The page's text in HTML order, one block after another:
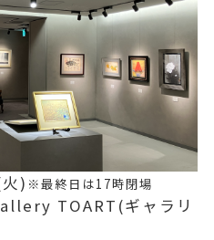
) ※最終日は17時閉場
TOART(ギャラリ